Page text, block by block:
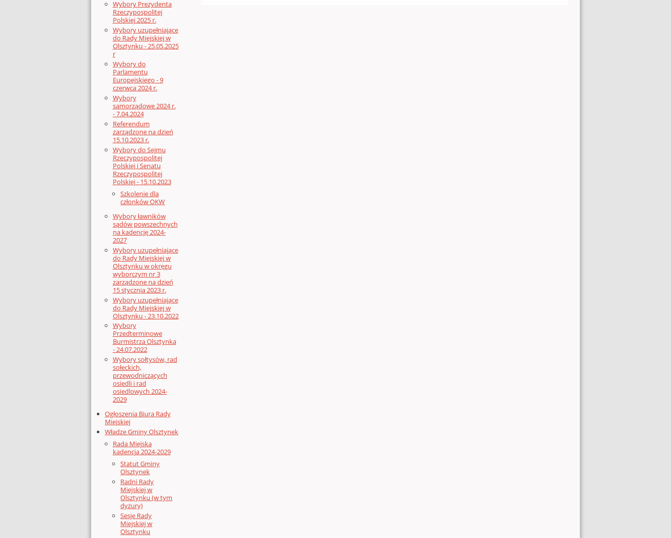
Wybory Prezydenta
Rzeczypospolitej
Polskiej 2025 r.
Wybory uzupełniające
do Rady Miejskiej w
Olsztynku - 25.05.2025
r
Wybory do
Parlamentu
Europejskiego - 9
czerwca 2024 r.
Wybory
samorządowe 2024 r.
- 7.04.2024
Referendum
zarządzone na dzień
15.10.2023 r.
Wybory do Sejmu
Rzeczypospolitej
Polskiej i Senatu
Rzeczypospolitej
Polskiej - 15.10.2023
Szkolenie dla
członków OKW
Wybory ławników
sądów powszechnych
na kadencję 2024-
2027
Wybory uzupełniające
do Rady Miejskiej w
Olsztynku w okręgu
wyborczym nr 3
zarządzone na dzień
15 stycznia 2023 r.
Wybory uzupełniające
do Rady Miejskiej w
Olsztynku - 23.10.2022
Wybory
Przedterminowe
Burmistrza Olsztynka
- 24.07.2022
Wybory sołtysów, rad
sołeckich,
przewodniczących
osiedli i rad
osiedlowych 2024-
2029
Ogłoszenia Biura Rady
Miejskiej
Władze Gminy Olsztynek
Rada Miejska
kadencja 2024-2029
Statut Gminy
Olsztynek
Radni Rady
Miejskiej w
Olsztynku (w tym
dyżury)
Sesje Rady
Miejskiej w
Olsztynku